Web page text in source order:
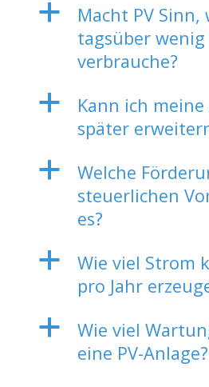
a
Macht PV Sinn,
tagsüber
verbrauche?
a
Kann ich meine
später
a
Welche
steuerlichen
es?
a
Wie viel Strom
pro Jahr
a
Wie viel
eine PV-Anlage?